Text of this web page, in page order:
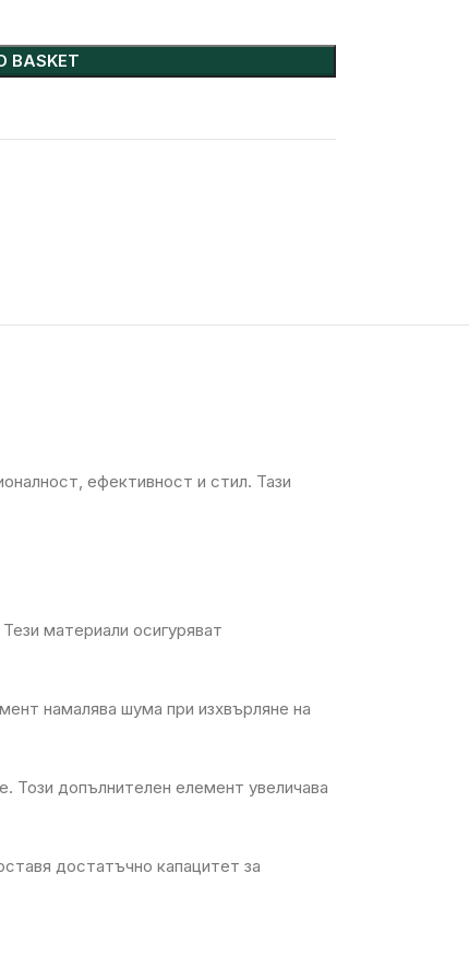
BASKET
ефективност и стил. Тази
материали осигуряват
намалява шума при изхвърляне на
Този допълнителен елемент увеличава
достатъчно капацитет за